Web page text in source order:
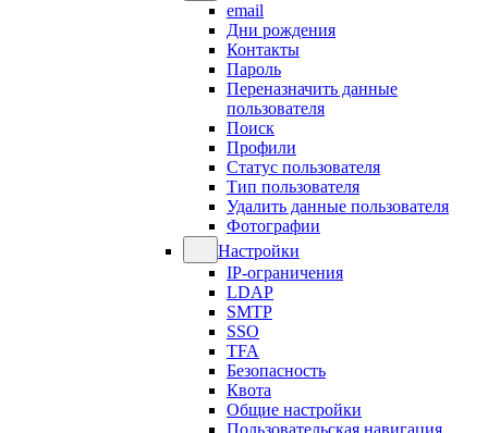
email
Дни рождения
Контакты
Пароль
Переназначить данные
пользователя
Поиск
Профили
Статус пользователя
Тип пользователя
Удалить данные пользователя
Фотографии
Настройки
IP-ограничения
LDAP
SMTP
SSO
TFA
Безопасность
Квота
Общие настройки
Пользовательская навигация